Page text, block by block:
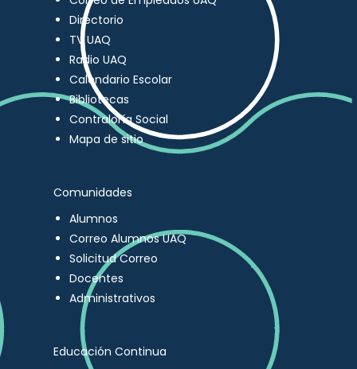
Directorio
TV UAQ
Radio UAQ
Calendario Escolar
Bibliotecas
Contraloría Social
Mapa de sitio
Comunidades
Alumnos
Correo Alumnos UAQ
Solicitud Correo
Docentes
Administrativos
Educación Continua